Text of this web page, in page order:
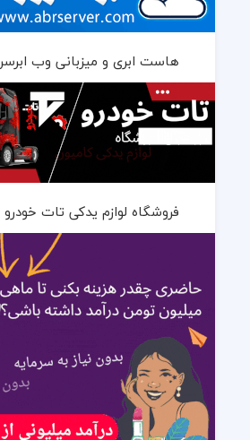
هاست ابری و میزبانی وب
فروشگاه لوازم یدکی تات خودرو